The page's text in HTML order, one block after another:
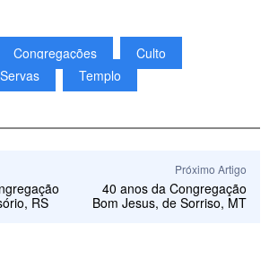
Congregações
Culto
Servas Templo
RS
Próximo Artigo
40 anos da Congregação
Bom Jesus, de Sorriso, MT